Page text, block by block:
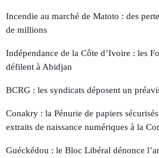
Incendie au marché de Matoto : des
de millions
Indépendance de la Côte d’Ivoire : les
défilent à Abidjan
BCRG : les syndicats déposent un
Conakry : la Pénurie de papiers
extraits de naissance numériques à la
Guéckédou : le Bloc Libéral dénonce